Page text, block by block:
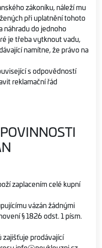
zákoníku, náleží mu
při uplatnění tohoto
náhradu do jednoho
je třeba vytknout vadu,
namítne, že právo na
s odpovědností
reklamační řád
zaplacením celé kupní
vázán žádnými
§ 1826 odst. 1 písm.
prodávající